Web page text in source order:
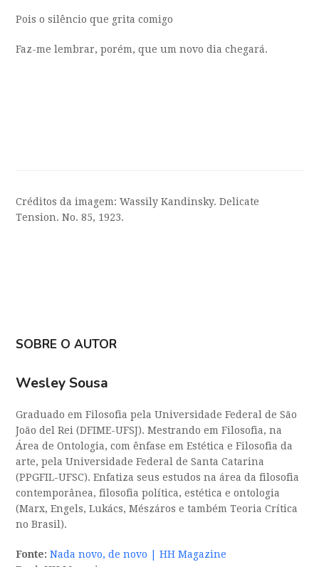
Pois o silêncio que grita comigo
Faz-me lembrar, porém, que um novo dia chegará.
Créditos da imagem: Wassily Kandinsky. Delicate
Tension. No. 85, 1923.
SOBRE O AUTOR
Wesley Sousa
Graduado em Filosofia pela Universidade Federal de São
João del Rei (DFIME-UFSJ). Mestrando em Filosofia, na
Área de Ontologia, com ênfase em Estética e Filosofia da
arte, pela Universidade Federal de Santa Catarina
(PPGFIL-UFSC). Enfatiza seus estudos na área da filosofia
contemporânea, filosofia política, estética e ontologia
(Marx, Engels, Lukács, Mészáros e também Teoria Crítica
no Brasil).
Fonte: Nada novo, de novo | HH Magazine